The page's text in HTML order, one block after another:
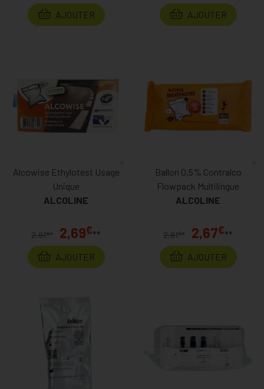
AJOUTER
AJOUTER
Alcowise Ethylotest Usage
Unique
ALCOLINE
2,81€* 2,69€**
AJOUTER
Ballon 0,5% Contralco
Flowpack Multilingue
ALCOLINE
2,81€* 2,67€**
AJOUTER